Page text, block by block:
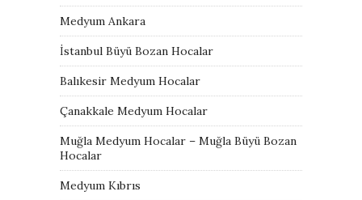
Medyum Ankara
İstanbul Büyü Bozan Hocalar
Balıkesir Medyum Hocalar
Çanakkale Medyum Hocalar
Muğla Medyum Hocalar – Muğla Büyü Bozan
Hocalar
Medyum Kıbrıs